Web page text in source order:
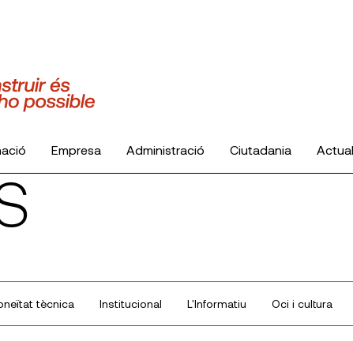
Empresa Administració Ciutadania
tècnica Institucional L'Informatiu Oci i cultura